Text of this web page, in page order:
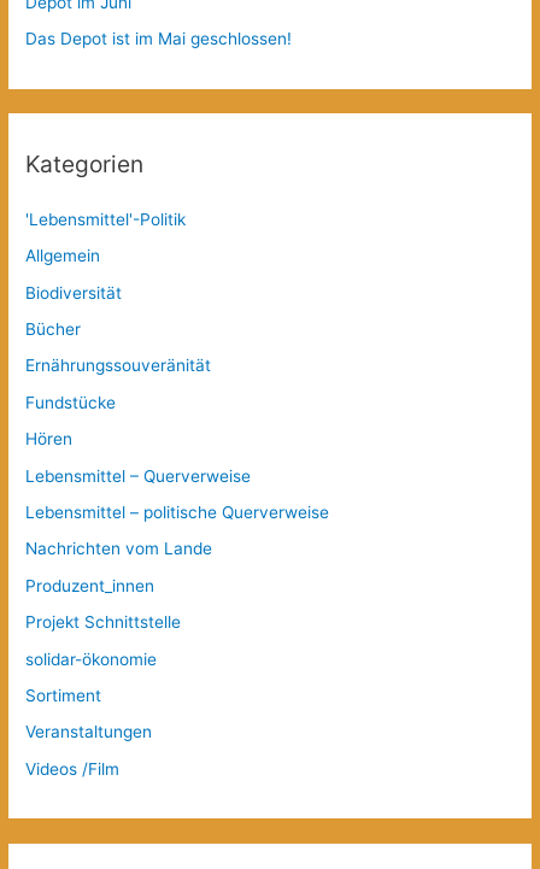
Das Depot ist im Mai geschlossen!
Kategorien
'Lebensmittel'-Politik
Allgemein
Biodiversität
Bücher
Ernährungssouveränität
Fundstücke
Hören
Lebensmittel – Querverweise
Lebensmittel – politische Querverweise
Nachrichten vom Lande
Produzent_innen
Projekt Schnittstelle
solidar-ökonomie
Sortiment
Veranstaltungen
Videos /Film